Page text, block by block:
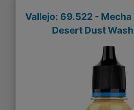
Vallejo: 69.522 -
Desert Dust